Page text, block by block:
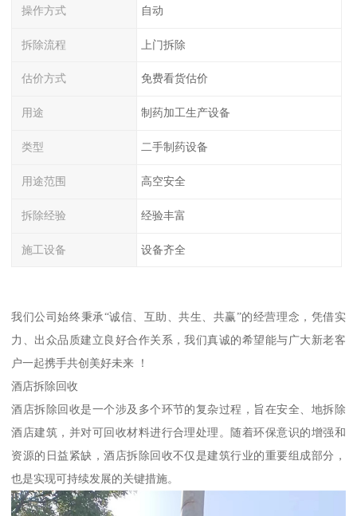
操作方式 自动
拆除流程 上门拆除
估价方式 免费看货估价
用途 制药加工生产设备
类型 二手制药设备
用途范围 高空安全
拆除经验 经验丰富
施工设备 设备齐全
我们公司始终秉承“诚信、互助、共生、共赢”的经营理念，凭借实
力、出众品质建立良好合作关系，我们真诚的希望能与广大新老客
户一起携手共创美好未来 ！
酒店拆除回收
酒店拆除回收是一个涉及多个环节的复杂过程，旨在安全、地拆除
酒店建筑，并对可回收材料进行合理处理。随着环保意识的增强和
资源的日益紧缺，酒店拆除回收不仅是建筑行业的重要组成部分，
也是实现可持续发展的关键措施。